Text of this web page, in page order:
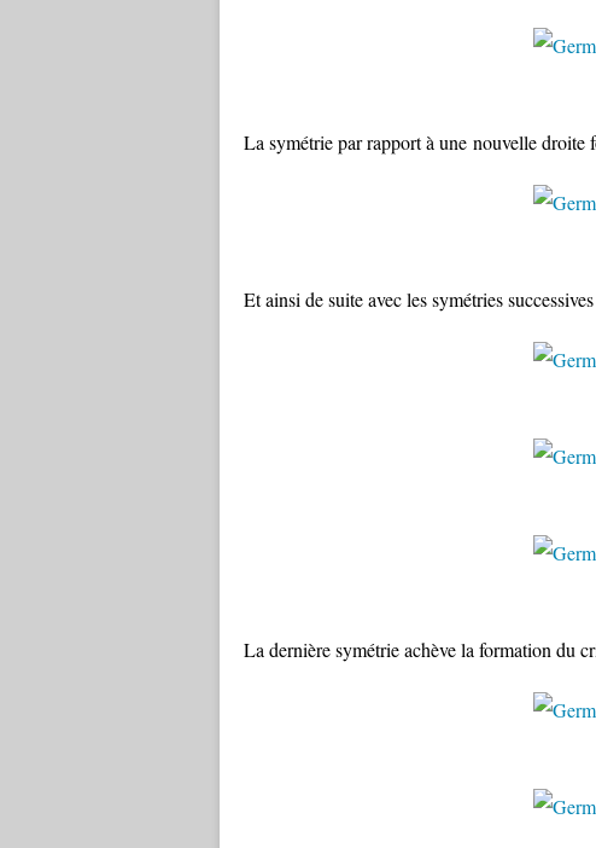
La symétrie par rapport à une nouvelle droite
Et ainsi de suite avec les symétries
La dernière symétrie achève la formation du